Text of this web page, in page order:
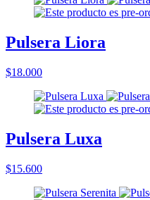
Pulsera Liora
$18.000
Pulsera Luxa
$15.600